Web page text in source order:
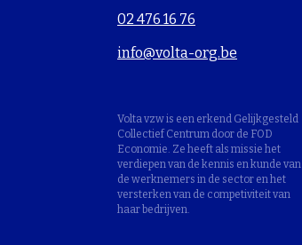
02 476 16 76
info@volta-org.be
Volta vzw is een erkend Gelijkgesteld
Collectief Centrum door de FOD
Economie. Ze heeft als missie het
verdiepen van de kennis en kunde van
de werknemers in de sector en het
versterken van de competiviteit van
haar bedrijven.